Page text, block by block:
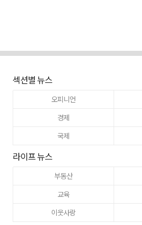
섹션별 뉴스
오피니언
경제
국제
라이프 뉴스
부동산
교육
이웃사랑